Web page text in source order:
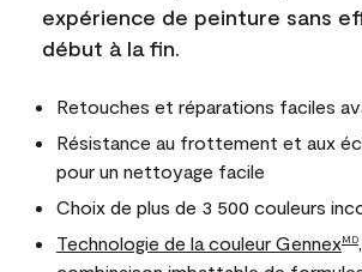
expérience de peinture sans
début à la fin.
Retouches et réparations faciles
Résistance au frottement et aux
pour un nettoyage facile
Choix de plus de 3 500 couleurs
Technologie de la couleur GennexMD